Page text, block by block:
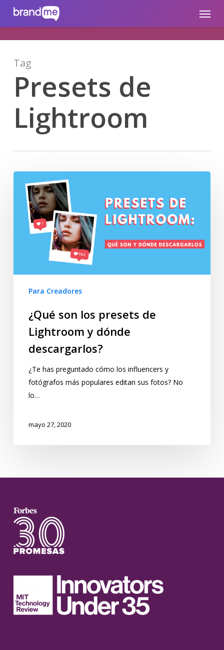
brandme.la Menu
Tag
Presets de
Lightroom
Para Creadores
¿Qué son los presets de
Lightroom y dónde
descargarlos?
¿Te has preguntado cómo los influencers y
fotógrafos más populares editan sus fotos? No
lo…
mayo 27, 2020